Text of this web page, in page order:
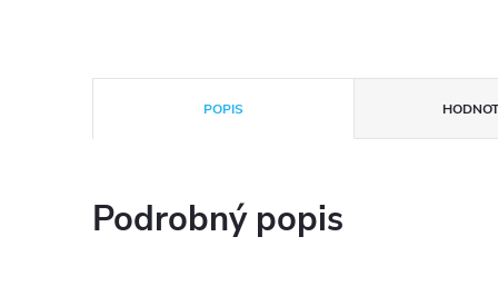
POPIS
Podrobný popis